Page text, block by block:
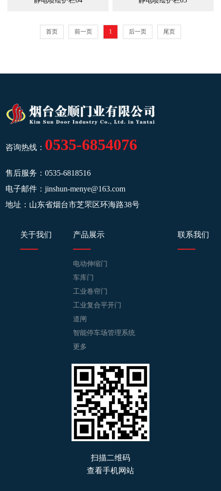
首页 前一页 1 后一页 尾页
咨询热线： 0535-6854076
售后服务：0535-6818516
电子邮件：jinshun-menye@163.com
地址：山东省烟台市芝罘区环海路38号
关于我们 产品展示
电动伸缩门
车库门
工业卷帘门
工业复合平开门
道闸
智能停车场管理系统
更多
联系我们
扫描二维码
查看手机网站